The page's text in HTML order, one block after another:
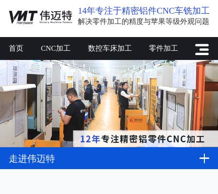
14年专注于精密铝件CNC车铣加工
解决零件加工的精度与苹果等级外观问题
首页 CNC加工 数控车床加工 零件加工
走进伟迈特